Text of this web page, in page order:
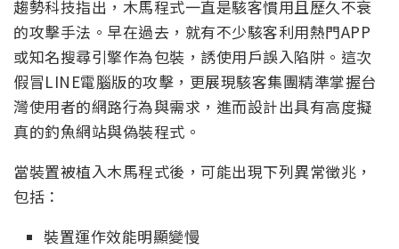
趨勢科技指出，木馬程式一直是駭客慣用且歷久不衰
的攻擊手法。早在過去，就有不少駭客利用熱門APP
或知名搜尋引擎作為包裝，誘使用戶誤入陷阱。這次
假冒LINE電腦版的攻擊，更展現駭客集團精準掌握台
灣使用者的網路行為與需求，進而設計出具有高度擬
真的釣魚網站與偽裝程式。
當裝置被植入木馬程式後，可能出現下列異常徵兆，
包括：
裝置運作效能明顯變慢